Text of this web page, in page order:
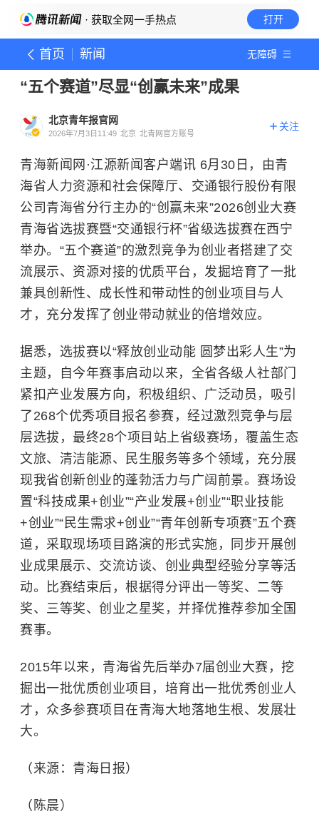
· 获取全网一手热点 打开
首页 新闻 无障碍
“五个赛道”尽显“创赢未来”成果
北京青年报官网
2026年7月3日11:49 北京 北青网官方账号
关注
青海新闻网·江源新闻客户端讯 6月30日，由青
海省人力资源和社会保障厅、交通银行股份有限
公司青海省分行主办的“创赢未来”2026创业大赛
青海省选拔赛暨“交通银行杯”省级选拔赛在西宁
举办。“五个赛道”的激烈竞争为创业者搭建了交
流展示、资源对接的优质平台，发掘培育了一批
兼具创新性、成长性和带动性的创业项目与人
才，充分发挥了创业带动就业的倍增效应。
据悉，选拔赛以“释放创业动能 圆梦出彩人生”为
主题，自今年赛事启动以来，全省各级人社部门
紧扣产业发展方向，积极组织、广泛动员，吸引
了268个优秀项目报名参赛，经过激烈竞争与层
层选拔，最终28个项目站上省级赛场，覆盖生态
文旅、清洁能源、民生服务等多个领域，充分展
现我省创新创业的蓬勃活力与广阔前景。赛场设
置“科技成果+创业”“产业发展+创业”“职业技能
+创业”“民生需求+创业”“青年创新专项赛”五个赛
道，采取现场项目路演的形式实施，同步开展创
业成果展示、交流访谈、创业典型经验分享等活
动。比赛结束后，根据得分评出一等奖、二等
奖、三等奖、创业之星奖，并择优推荐参加全国
赛事。
2015年以来，青海省先后举办7届创业大赛，挖
掘出一批优质创业项目，培育出一批优秀创业人
才，众多参赛项目在青海大地落地生根、发展壮
大。
（来源：青海日报）
（陈晨）